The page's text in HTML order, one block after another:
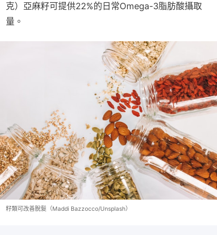
克）亞麻籽可提供22%的日常Omega-3脂肪酸攝取
量。
籽類可改善脫髮（Maddi Bazzocco/Unsplash）